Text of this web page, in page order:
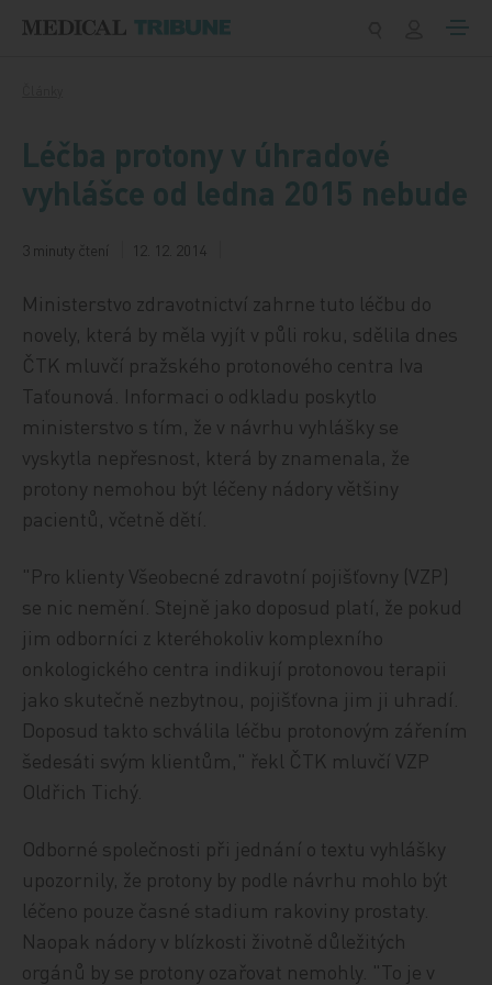
Léčba protony v úhradové
vyhlášce od ledna 2015 nebude
3 minuty čtení 12. 12. 2014
Ministerstvo zdravotnictví zahrne tuto léčbu do
novely, která by měla vyjít v půli roku, sdělila dnes
ČTK mluvčí pražského protonového centra Iva
Taťounová. Informaci o odkladu poskytlo
ministerstvo s tím, že v návrhu vyhlášky se
vyskytla nepřesnost, která by znamenala, že
protony nemohou být léčeny nádory většiny
pacientů, včetně dětí.
"Pro klienty Všeobecné zdravotní pojišťovny (VZP)
se nic nemění. Stejně jako doposud platí, že pokud
jim odborníci z kteréhokoliv komplexního
onkologického centra indikují protonovou terapii
jako skutečně nezbytnou, pojišťovna jim ji uhradí.
Doposud takto schválila léčbu protonovým zářením
šedesáti svým klientům," řekl ČTK mluvčí VZP
Oldřich Tichý.
Odborné společnosti při jednání o textu vyhlášky
upozornily, že protony by podle návrhu mohlo být
léčeno pouze časné stadium rakoviny prostaty.
Naopak nádory v blízkosti životně důležitých
orgánů by se protony ozařovat nemohly. "To je v